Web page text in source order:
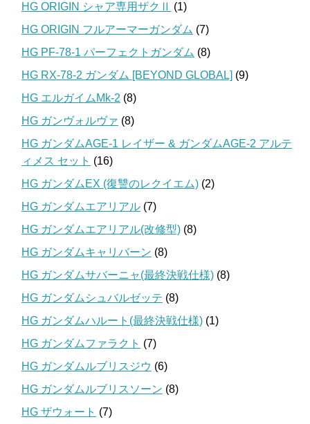
HG ORIGIN シャア専用ザクⅡ (1)
HG ORIGIN フルアーマーガンダム (7)
HG PF-78-1 パーフェクトガンダム (8)
HG RX-78-2 ガンダム [BEYOND GLOBAL] (9)
HG エルガイムMk-2 (8)
HG ガンヴォルヴァ (8)
HG ガンダムAGE-1 レイザー & ガンダムAGE-2 アルテ
ィメス セット (16)
HG ガンダムEX (復讐のレクイエム) (2)
HG ガンダムエアリアル (7)
HG ガンダムエアリアル(改修型) (8)
HG ガンダムキャリバーン (8)
HG ガンダムサバーニャ(最終決戦仕様) (8)
HG ガンダムシュバルゼッテ (8)
HG ガンダムハルート(最終決戦仕様) (1)
HG ガンダムファラクト (7)
HG ガンダムルブリスジウ (6)
HG ガンダムルブリスソーン (8)
HG ザウォート (7)